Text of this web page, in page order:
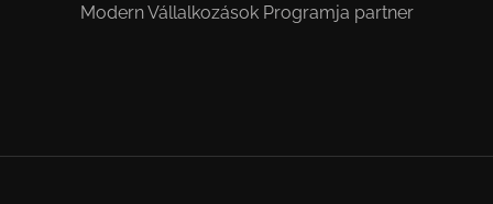
Modern Vállalkozások Programja partner